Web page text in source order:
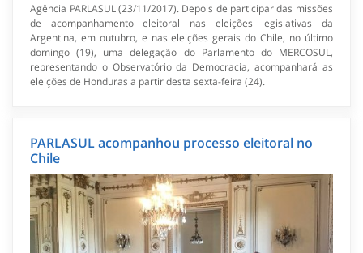
Agência PARLASUL (23/11/2017). Depois de participar das missões
de acompanhamento eleitoral nas eleições legislativas da
Argentina, em outubro, e nas eleições gerais do Chile, no último
domingo (19), uma delegação do Parlamento do MERCOSUL,
representando o Observatório da Democracia, acompanhará as
eleições de Honduras a partir desta sexta-feira (24).
PARLASUL acompanhou processo eleitoral no
Chile